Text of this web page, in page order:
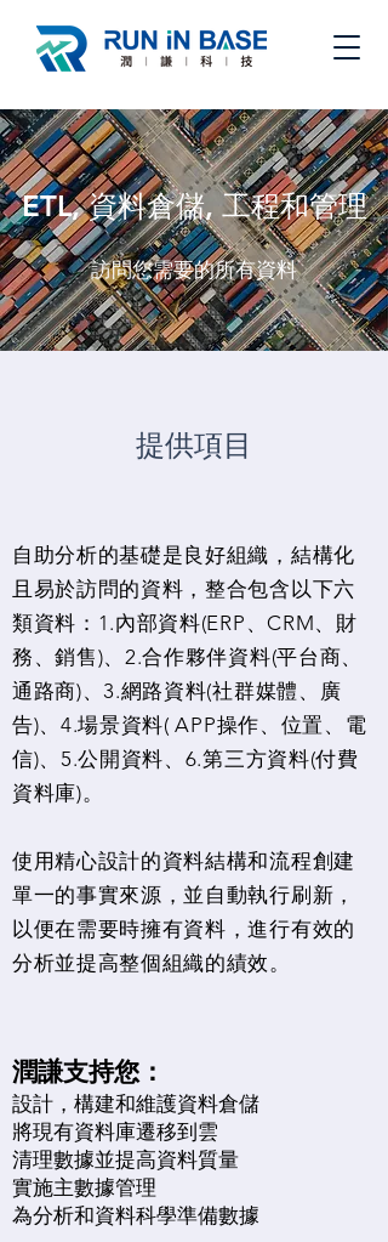
ETL, 資料倉儲, 工程和管理
訪問您需要的所有資料
提供項目
自助分析的基礎是良好組織，結構化
且易於訪問的資料，整合包含以下六
類資料：1.內部資料(ERP、CRM、財
務、銷售)、2.合作夥伴資料(平台商、
通路商)、3.網路資料(社群媒體、廣
告)、4.場景資料( APP操作、位置、電
信)、5.公開資料、6.第三方資料(付費
資料庫)。
使用精心設計的資料結構和流程創建
單一的事實來源，並自動執行刷新，
以便在需要時擁有資料，進行有效的
分析並提高整個組織的績效。
潤謙支持您：
設計，構建和維護資料倉儲
將現有資料庫遷移到雲
清理數據並提高資料質量
實施主數據管理
為分析和資料科學準備數據